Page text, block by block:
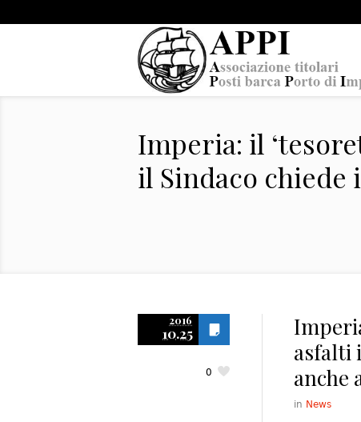
Imperia: il
il Sindaco chiede
2016
10.25
0
asfalti
anche
in News